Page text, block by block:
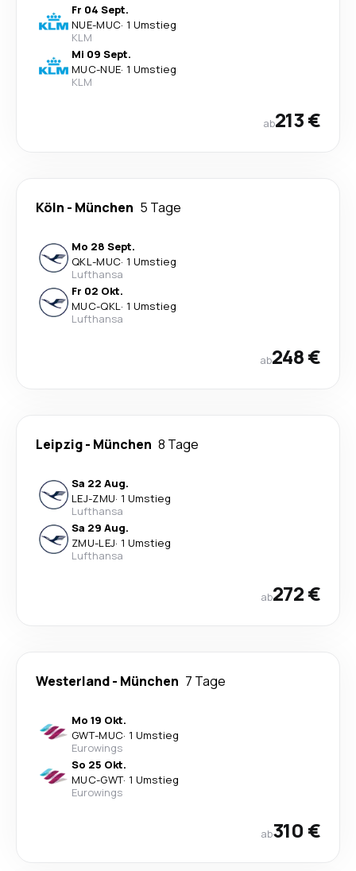
Fr 04 Sept.
NUE-MUC· 1 Umstieg
KLM
Mi 09 Sept.
MUC-NUE· 1 Umstieg
KLM
ab213 €
Köln - München 5 Tage
Mo 28 Sept.
QKL-MUC· 1 Umstieg
Lufthansa
Fr 02 Okt.
MUC-QKL· 1 Umstieg
Lufthansa
ab248 €
Leipzig- München 8 Tage
Sa 22 Aug.
LEJ-ZMU· 1 Umstieg
Lufthansa
Sa 29 Aug.
ZMU-LEJ· 1 Umstieg
Lufthansa
ab272 €
Westerland- München 7 Tage
Mo 19 Okt.
GWT-MUC· 1 Umstieg
Eurowings
So 25 Okt.
MUC-GWT· 1 Umstieg
Eurowings
ab310 €